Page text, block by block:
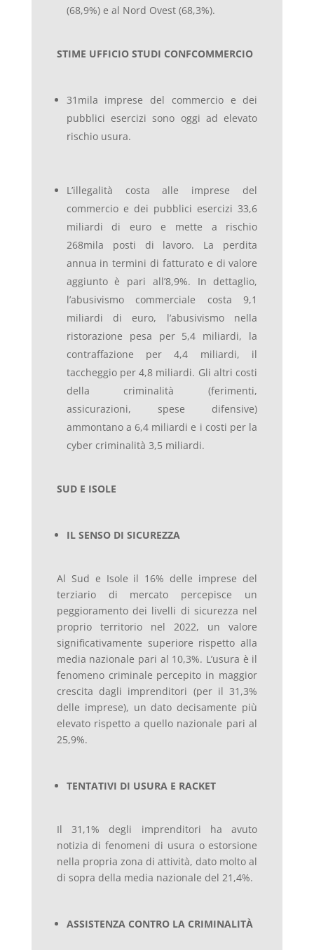
(68,9%) e al Nord Ovest (68,3%).
STIME UFFICIO STUDI CONFCOMMERCIO
31mila imprese del commercio e dei
pubblici esercizi sono oggi ad elevato
rischio usura.
L’illegalità costa alle imprese del
commercio e dei pubblici esercizi 33,6
miliardi di euro e mette a rischio
268mila posti di lavoro. La perdita
annua in termini di fatturato e di valore
aggiunto è pari all’8,9%. In dettaglio,
l’abusivismo commerciale costa 9,1
miliardi di euro, l’abusivismo nella
ristorazione pesa per 5,4 miliardi, la
contraffazione per 4,4 miliardi, il
taccheggio per 4,8 miliardi. Gli altri costi
della criminalità (ferimenti,
assicurazioni, spese difensive)
ammontano a 6,4 miliardi e i costi per la
cyber criminalità 3,5 miliardi.
SUD E ISOLE
IL SENSO DI SICUREZZA
Al Sud e Isole il 16% delle imprese del
terziario di mercato percepisce un
peggioramento dei livelli di sicurezza nel
proprio territorio nel 2022, un valore
significativamente superiore rispetto alla
media nazionale pari al 10,3%. L’usura è il
fenomeno criminale percepito in maggior
crescita dagli imprenditori (per il 31,3%
delle imprese), un dato decisamente più
elevato rispetto a quello nazionale pari al
25,9%.
TENTATIVI DI USURA E RACKET
Il 31,1% degli imprenditori ha avuto
notizia di fenomeni di usura o estorsione
nella propria zona di attività, dato molto al
di sopra della media nazionale del 21,4%.
ASSISTENZA CONTRO LA CRIMINALITÀ